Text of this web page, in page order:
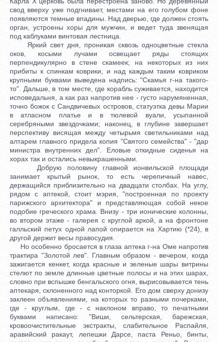
свод вверху уже подгнивает, местами на его голубом фоне
появляются темные впадины. Над дверью, где должен стоять
орган, устроены хоры для мужчин, и ведет туда звенящая
под каблуками винтовая лестница.
Яркий свет дня, проникая сквозь одноцветные стекла
оков, косыми лучами освещает ряды стоящих
перпендикулярно в стене скамеек; на некоторых из них
прибиты к спинкам коврики, и над каждым таким ковриком
крупными буквами выведена надпись: "Скамья г-на такого-
то". Дальше, в том месте, где корабль суживается, находится
исповедальня, а как раз напротив нее - густо нарумяненная,
точно божок с Сандвичевых островов, статуэтка девы Марии
в атласном платье и в тюлевой вуали, усыпанной
серебряными звездочками; наконец, в глубине завершает
перспективу висящая между четырьмя светильниками над
алтарем главного придела копия "Святого семейства" - "дар
министра внутренних дел". Еловые откидные сиденья на
хорах так и остались невыкрашенными.
Добрую половину главной ионвильской площади
занимает крытый рынок, то есть черепичный навес,
держащийся приблизительно на двадцати столбах. На углу,
рядом с аптекой, стоит мэрия, "построенная по проекту
парижского архитектора" и представляющая собой некое
подобие греческого храма. Внизу - три ионические колонны,
во втором этаже - галерея с круглой аркой, а на фронтоне
галльский петух одной лапой опирается на Хартию (*24), в
другой держит весы правосудия.
Но особенно бросается в глаза аптека г-на Оме напротив
трактира "Золотой лев". Главным образом - вечером, когда
зажигается кенкет, когда красные и зеленые шары витрины
стелют по земле длинные цветные полосы и на этих шарах,
словно при вспышке бенгальского огня, вырисовывается тень
аптекаря, склоненного над конторкой. Его дом сверху донизу
заклеен объявлениями, на которых то разными почерками,
где - круглым, где - с наклоном вправо, то печатными
буквами написано: "Виши, сельтерская, барежская,
кровоочистительные экстракты, слабительное Распайля,
аравийский ракаут, лепешки Дарсе, паста Реньо, бинты,